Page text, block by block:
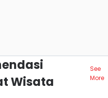
Wisata
See
More